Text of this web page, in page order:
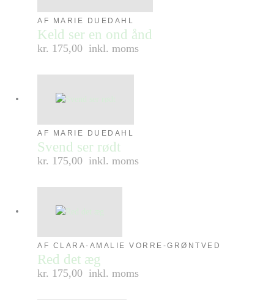
AF MARIE DUEDAHL
Keld ser en ond ånd
kr. 175,00 inkl. moms
AF MARIE DUEDAHL
Svend ser rødt
kr. 175,00 inkl. moms
AF CLARA-AMALIE VORRE-GRØNTVED
Red det æg
kr. 175,00 inkl. moms